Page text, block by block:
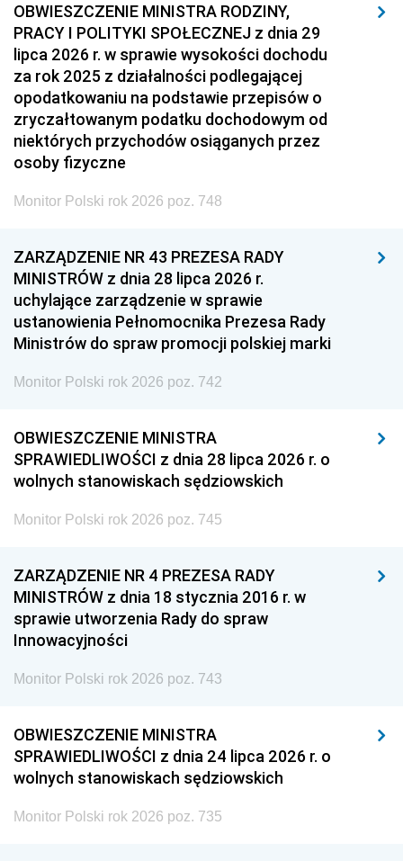
OBWIESZCZENIE MINISTRA RODZINY,
PRACY I POLITYKI SPOŁECZNEJ z dnia 29
lipca 2026 r. w sprawie wysokości dochodu
za rok 2025 z działalności podlegającej
opodatkowaniu na podstawie przepisów o
zryczałtowanym podatku dochodowym od
niektórych przychodów osiąganych przez
osoby fizyczne
Monitor Polski rok 2026 poz. 748
ZARZĄDZENIE NR 43 PREZESA RADY
MINISTRÓW z dnia 28 lipca 2026 r.
uchylające zarządzenie w sprawie
ustanowienia Pełnomocnika Prezesa Rady
Ministrów do spraw promocji polskiej marki
Monitor Polski rok 2026 poz. 742
OBWIESZCZENIE MINISTRA
SPRAWIEDLIWOŚCI z dnia 28 lipca 2026 r. o
wolnych stanowiskach sędziowskich
Monitor Polski rok 2026 poz. 745
ZARZĄDZENIE NR 4 PREZESA RADY
MINISTRÓW z dnia 18 stycznia 2016 r. w
sprawie utworzenia Rady do spraw
Innowacyjności
Monitor Polski rok 2026 poz. 743
OBWIESZCZENIE MINISTRA
SPRAWIEDLIWOŚCI z dnia 24 lipca 2026 r. o
wolnych stanowiskach sędziowskich
Monitor Polski rok 2026 poz. 735